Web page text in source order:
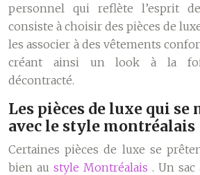
personnel qui reflète l’esprit
consiste à choisir des pièces de
les associer à des vêtements
créant ainsi un look à la
décontracté.
Les pièces de luxe qui
avec le style montréalais
Certaines pièces de luxe se
bien au style Montréalais . Un